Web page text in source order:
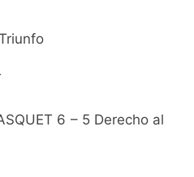
6 – 5 Derecho al